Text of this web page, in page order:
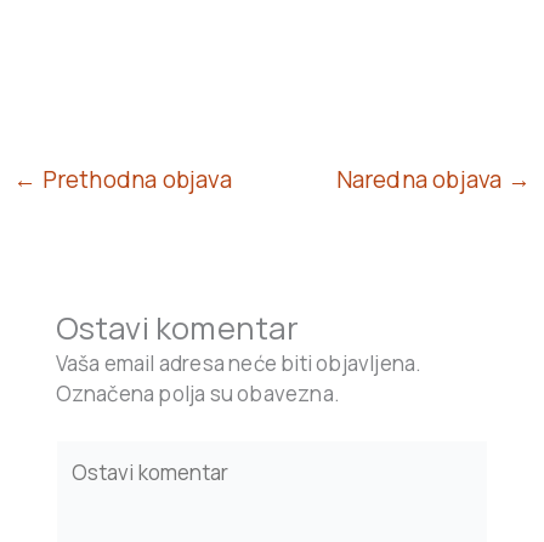
← Prethodna objava Naredna objava →
Ostavi komentar
Vaša email adresa neće biti objavljena.
Označena polja su obavezna.
here..